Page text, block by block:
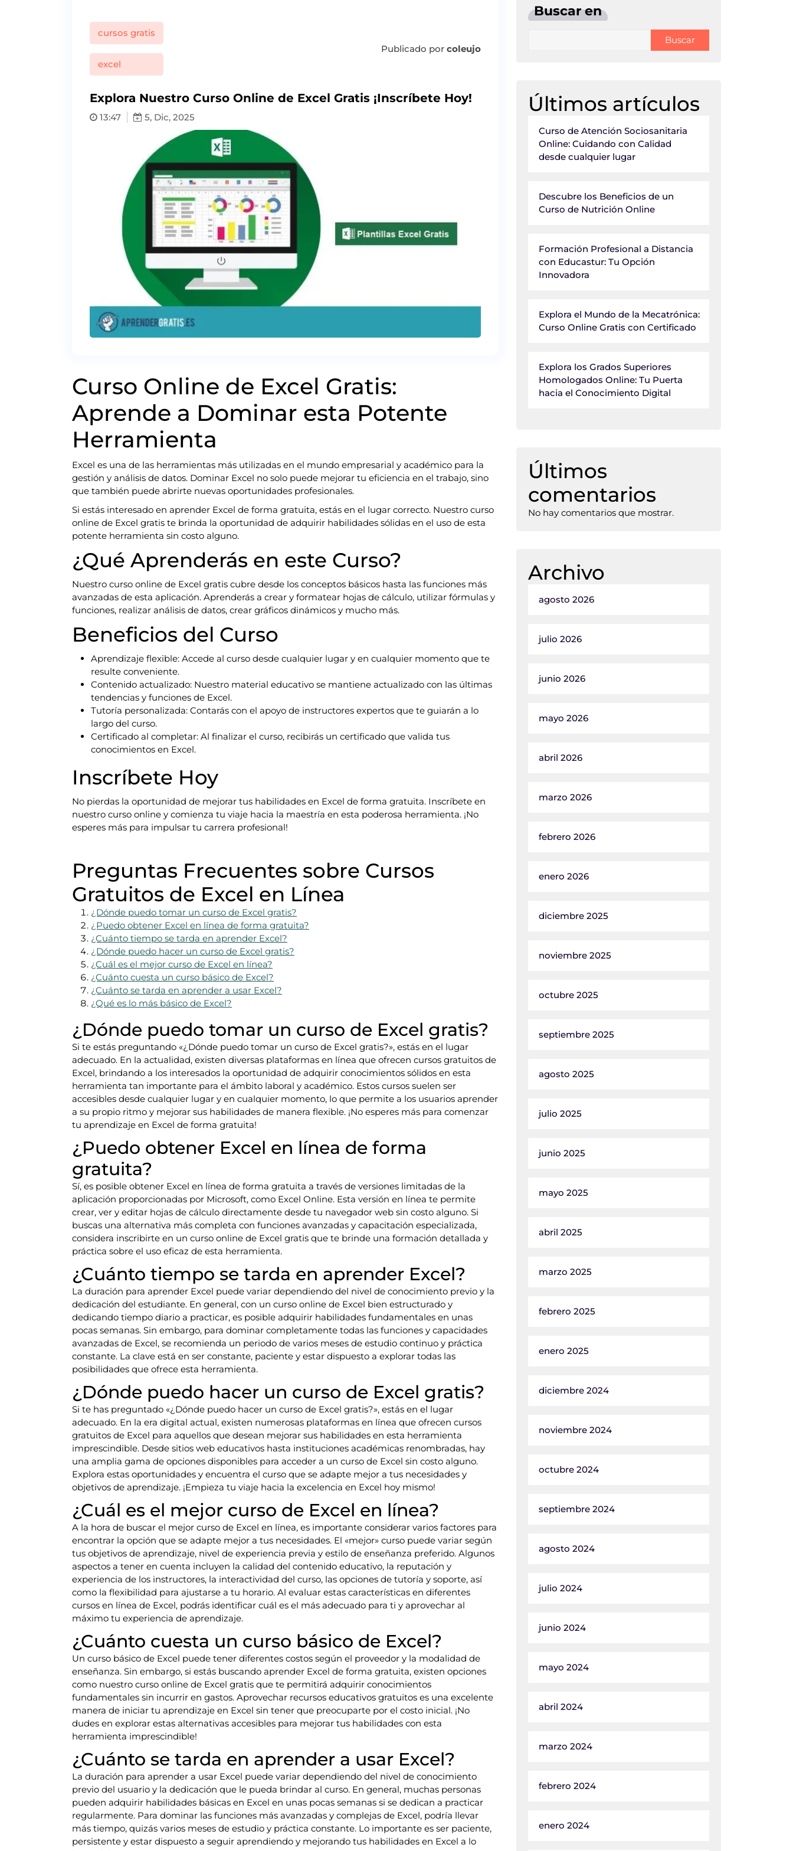
cursos gratis
excel
Publicado porcoleujo
Explora Nuestro Curso Online de Excel Gratis ¡Inscríbete Hoy!
13:47 5, Dic, 2025
Curso Online de Excel Gratis:
Aprende a Dominar esta Potente
Herramienta
Excel es una de las herramientas más utilizadas en el mundo empresarial y académico para la
gestión y análisis de datos. Dominar Excel no solo puede mejorar tu eficiencia en el trabajo, sino
que también puede abrirte nuevas oportunidades profesionales.
Si estás interesado en aprender Excel de forma gratuita, estás en el lugar correcto. Nuestro curso
online de Excel gratis te brinda la oportunidad de adquirir habilidades sólidas en el uso de esta
potente herramienta sin costo alguno.
¿Qué Aprenderás en este Curso?
Nuestro curso online de Excel gratis cubre desde los conceptos básicos hasta las funciones más
avanzadas de esta aplicación. Aprenderás a crear y formatear hojas de cálculo, utilizar fórmulas y
funciones, realizar análisis de datos, crear gráficos dinámicos y mucho más.
Beneficios del Curso
Aprendizaje flexible: Accede al curso desde cualquier lugar y en cualquier momento que te
resulte conveniente.
Contenido actualizado: Nuestro material educativo se mantiene actualizado con las últimas
tendencias y funciones de Excel.
Tutoría personalizada: Contarás con el apoyo de instructores expertos que te guiarán a lo
largo del curso.
Certificado al completar: Al finalizar el curso, recibirás un certificado que valida tus
conocimientos en Excel.
Inscríbete Hoy
No pierdas la oportunidad de mejorar tus habilidades en Excel de forma gratuita. Inscríbete en
nuestro curso online y comienza tu viaje hacia la maestría en esta poderosa herramienta. ¡No
esperes más para impulsar tu carrera profesional!
Preguntas Frecuentes sobre Cursos
Gratuitos de Excel en Línea
¿Dónde puedo tomar un curso de Excel gratis?
¿Puedo obtener Excel en línea de forma gratuita?
¿Cuánto tiempo se tarda en aprender Excel?
¿Dónde puedo hacer un curso de Excel gratis?
¿Cuál es el mejor curso de Excel en línea?
¿Cuánto cuesta un curso básico de Excel?
¿Cuánto se tarda en aprender a usar Excel?
¿Qué es lo más básico de Excel?
¿Dónde puedo tomar un curso de Excel gratis?
Si te estás preguntando «¿Dónde puedo tomar un curso de Excel gratis?», estás en el lugar
adecuado. En la actualidad, existen diversas plataformas en línea que ofrecen cursos gratuitos de
Excel, brindando a los interesados la oportunidad de adquirir conocimientos sólidos en esta
herramienta tan importante para el ámbito laboral y académico. Estos cursos suelen ser
accesibles desde cualquier lugar y en cualquier momento, lo que permite a los usuarios aprender
a su propio ritmo y mejorar sus habilidades de manera flexible. ¡No esperes más para comenzar
tu aprendizaje en Excel de forma gratuita!
¿Puedo obtener Excel en línea de forma
gratuita?
Sí, es posible obtener Excel en línea de forma gratuita a través de versiones limitadas de la
aplicación proporcionadas por Microsoft, como Excel Online. Esta versión en línea te permite
crear, ver y editar hojas de cálculo directamente desde tu navegador web sin costo alguno. Si
buscas una alternativa más completa con funciones avanzadas y capacitación especializada,
considera inscribirte en un curso online de Excel gratis que te brinde una formación detallada y
práctica sobre el uso eficaz de esta herramienta.
¿Cuánto tiempo se tarda en aprender Excel?
La duración para aprender Excel puede variar dependiendo del nivel de conocimiento previo y la
dedicación del estudiante. En general, con un curso online de Excel bien estructurado y
dedicando tiempo diario a practicar, es posible adquirir habilidades fundamentales en unas
pocas semanas. Sin embargo, para dominar completamente todas las funciones y capacidades
avanzadas de Excel, se recomienda un periodo de varios meses de estudio continuo y práctica
constante. La clave está en ser constante, paciente y estar dispuesto a explorar todas las
posibilidades que ofrece esta herramienta.
¿Dónde puedo hacer un curso de Excel gratis?
Si te has preguntado «¿Dónde puedo hacer un curso de Excel gratis?», estás en el lugar
adecuado. En la era digital actual, existen numerosas plataformas en línea que ofrecen cursos
gratuitos de Excel para aquellos que desean mejorar sus habilidades en esta herramienta
imprescindible. Desde sitios web educativos hasta instituciones académicas renombradas, hay
una amplia gama de opciones disponibles para acceder a un curso de Excel sin costo alguno.
Explora estas oportunidades y encuentra el curso que se adapte mejor a tus necesidades y
objetivos de aprendizaje. ¡Empieza tu viaje hacia la excelencia en Excel hoy mismo!
¿Cuál es el mejor curso de Excel en línea?
A la hora de buscar el mejor curso de Excel en línea, es importante considerar varios factores para
encontrar la opción que se adapte mejor a tus necesidades. El «mejor» curso puede variar según
tus objetivos de aprendizaje, nivel de experiencia previa y estilo de enseñanza preferido. Algunos
aspectos a tener en cuenta incluyen la calidad del contenido educativo, la reputación y
experiencia de los instructores, la interactividad del curso, las opciones de tutoría y soporte, así
como la flexibilidad para ajustarse a tu horario. Al evaluar estas características en diferentes
cursos en línea de Excel, podrás identificar cuál es el más adecuado para ti y aprovechar al
máximo tu experiencia de aprendizaje.
¿Cuánto cuesta un curso básico de Excel?
Un curso básico de Excel puede tener diferentes costos según el proveedor y la modalidad de
enseñanza. Sin embargo, si estás buscando aprender Excel de forma gratuita, existen opciones
como nuestro curso online de Excel gratis que te permitirá adquirir conocimientos
fundamentales sin incurrir en gastos. Aprovechar recursos educativos gratuitos es una excelente
manera de iniciar tu aprendizaje en Excel sin tener que preocuparte por el costo inicial. ¡No
dudes en explorar estas alternativas accesibles para mejorar tus habilidades con esta
herramienta imprescindible!
¿Cuánto se tarda en aprender a usar Excel?
La duración para aprender a usar Excel puede variar dependiendo del nivel de conocimiento
previo del usuario y la dedicación que le pueda brindar al curso. En general, muchas personas
pueden adquirir habilidades básicas en Excel en unas pocas semanas si se dedican a practicar
regularmente. Para dominar las funciones más avanzadas y complejas de Excel, podría llevar
más tiempo, quizás varios meses de estudio y práctica constante. Lo importante es ser paciente,
persistente y estar dispuesto a seguir aprendiendo y mejorando tus habilidades en Excel a lo
Buscar en
Buscar
Últimos artículos
Curso de Atención Sociosanitaria
Online: Cuidando con Calidad
desde cualquier lugar
Descubre los Beneficios de un
Curso de Nutrición Online
Formación Profesional a Distancia
con Educastur: Tu Opción
Innovadora
Explora el Mundo de la Mecatrónica:
Curso Online Gratis con Certificado
Explora los Grados Superiores
Homologados Online: Tu Puerta
hacia el Conocimiento Digital
Últimos
comentarios
No hay comentarios que mostrar.
Archivo
agosto 2026
julio 2026
junio 2026
mayo 2026
abril 2026
marzo 2026
febrero 2026
enero 2026
diciembre 2025
noviembre 2025
octubre 2025
septiembre 2025
agosto 2025
julio 2025
junio 2025
mayo 2025
abril 2025
marzo 2025
febrero 2025
enero 2025
diciembre 2024
noviembre 2024
octubre 2024
septiembre 2024
agosto 2024
julio 2024
junio 2024
mayo 2024
abril 2024
marzo 2024
febrero 2024
enero 2024